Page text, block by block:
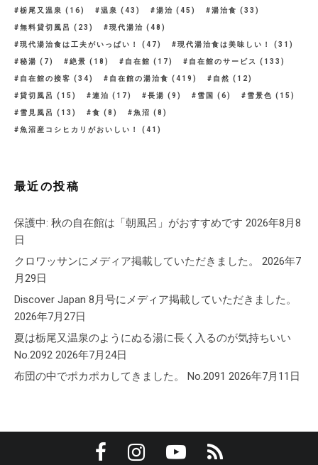
栃尾又温泉 (16) 温泉 (43) 湯治 (45) 湯治食 (33)
無料貸切風呂 (23) 現代湯治 (48)
現代湯治食は工夫がいっぱい！ (47) 現代湯治食は美味しい！ (31)
秘湯 (7) 絶景 (18) 自在館 (17) 自在館のサービス (133)
自在館の接客 (34) 自在館の湯治食 (419) 自然 (12)
貸切風呂 (15) 連泊 (17) 長湯 (9) 雪国 (6) 雪景色 (15)
雪見風呂 (13) 食 (8) 魚沼 (8)
魚沼産コシヒカリがおいしい！ (41)
最近の投稿
保護中: 秋の自在館は「朝風呂」がおすすめです 2026年8月8
日
クロワッサンにメディア掲載していただきました。
2026年7
月29日
Discover Japan 8月号にメディア掲載していただきました。
2026年7月27日
夏は栃尾又温泉のようにぬる湯に長く入るのが気持ちいい
No.2092 2026年7月24日
布団の中でポカポカしてきました。 No.2091 2026年7月11日